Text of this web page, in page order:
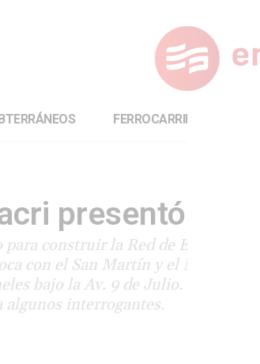
FERROCARRILES
presentó un
construir la Red de Expreso
con el San Martín y el Mitre. Se
bajo la Av. 9 de Julio. La
algunos interrogantes.